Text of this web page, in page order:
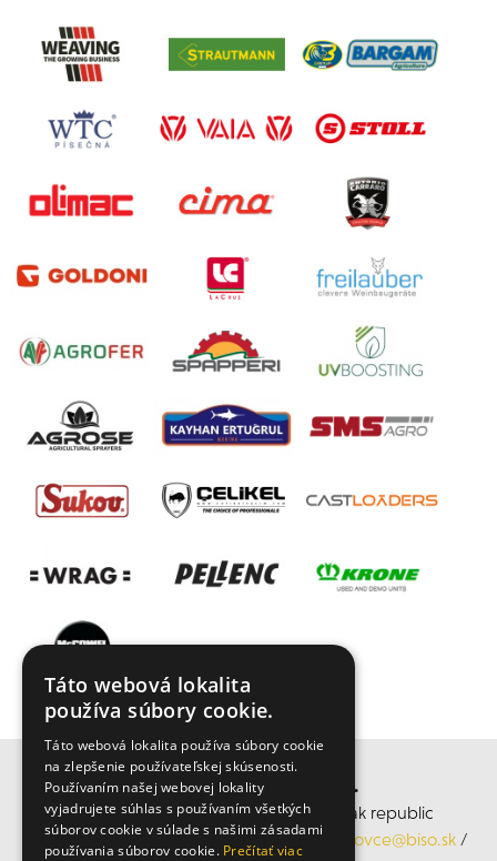
BISO SCHRATTENECKER s.r.o.
středisko Rohovce, Rohovce 290, Slovak republic
Mobil: +421 905 945 118, Email:obchodrohovce@biso.sk/
Táto webová lokalita
používa súbory cookie.
Táto webová lokalita používa súbory cookie
na zlepšenie používateľskej skúsenosti.
Používaním našej webovej lokality
vyjadrujete súhlas s používaním všetkých
súborov cookie v súlade s našimi zásadami
používania súborov cookie. Prečítať viac